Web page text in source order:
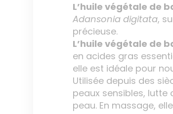
L’huile végétale de
Adansonia digitata,
précieuse.
L’huile végétale de
en acides gras
elle est idéale pour
Utilisée depuis des
peaux sensibles,
peau. En massage,